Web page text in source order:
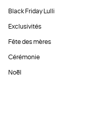
Black Friday Lulli
Exclusivités
Fête des mères
Cérémonie
Noël